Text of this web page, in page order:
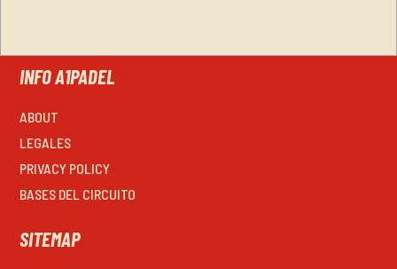
INFO A1PADEL
ABOUT
LEGALES
PRIVACY POLICY
BASES DEL CIRCUITO
SITEMAP